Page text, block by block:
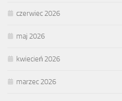
czerwiec 2026
maj 2026
kwiecień 2026
marzec 2026